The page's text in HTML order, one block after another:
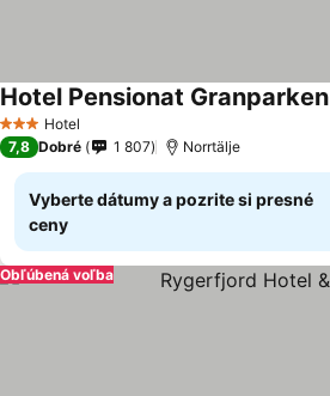
3 Počet hviezdičiek
Hotel
Hotel Pensionat Granparken
7,8 Dobré 1 807 Norrtälje
Vyberte dátumy a pozrite si presné
ceny
Obľúbená voľba